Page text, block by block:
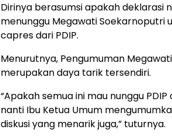
Dirinya berasumsi apakah deklarasi
menunggu Megawati
capres dari PDIP.
Menurutnya, Pengumuman
merupakan daya tarik tersendiri.
“Apakah semua ini mau nunggu
nanti Ibu Ketua Umum
diskusi yang menarik juga,” tuturnya.